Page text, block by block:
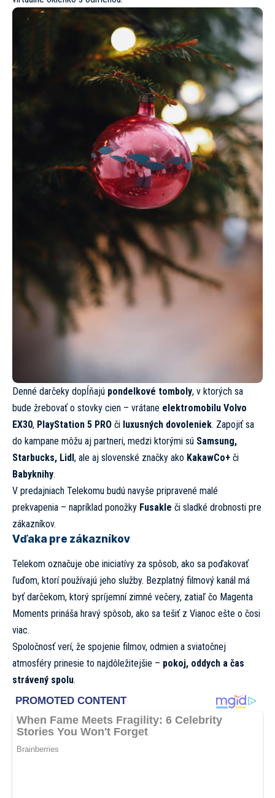
Denné darčeky dopĺňajú pondelkové tomboly, v ktorých sa
bude žrebovať o stovky cien – vrátane elektromobilu Volvo
EX30, PlayStation 5 PRO či luxusných dovoleniek. Zapojiť sa
do kampane môžu aj partneri, medzi ktorými sú Samsung,
Starbucks, Lidl, ale aj slovenské značky ako KakawCo+ či
Babyknihy.
V predajniach Telekomu budú navyše pripravené malé
prekvapenia – napríklad ponožky Fusakle či sladké drobnosti pre
zákazníkov.
Vďaka pre zákazníkov
Telekom označuje obe iniciatívy za spôsob, ako sa poďakovať
ľuďom, ktorí používajú jeho služby. Bezplatný filmový kanál má
byť darčekom, ktorý spríjemní zimné večery, zatiaľ čo Magenta
Moments prináša hravý spôsob, ako sa tešiť z Vianoc ešte o čosi
viac.
Spoločnosť verí, že spojenie filmov, odmien a sviatočnej
atmosféry prinesie to najdôležitejšie – pokoj, oddych a čas
strávený spolu.